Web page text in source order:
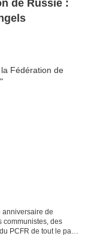
de Russie :
anniversaire de
communistes, des
PCFR de tout le pays